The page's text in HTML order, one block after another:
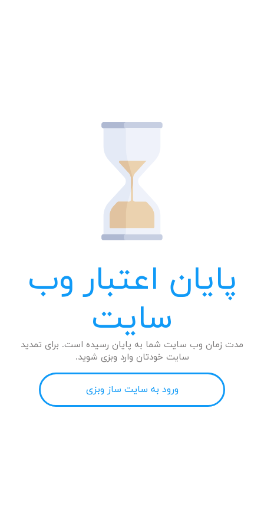
پایان اعتبار وب
سایت
مدت زمان وب سایت شما به پایان رسیده است. برای تمدید
سایت خودتان وارد وبزی شوید.
ورود به سایت ساز وبزی